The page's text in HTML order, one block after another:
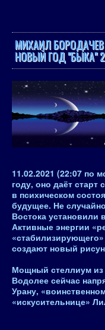
МИХАИЛ
НОВЫЙ ГОД "БЫКА"
11.02.2021 (22:07 по
году, оно даёт
в психическом
будущее. Не
Востока установили
Активные энергии
создают новый
Мощный стеллиум из
Водолее сейчас
Урану,
«искусительнице»